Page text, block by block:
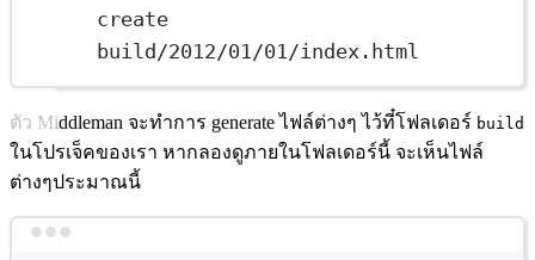
create
build/2012/01 /01 /index. html
ตัว Middleman จะทำการ generate ไฟล์ต่างๆ ไว้ที๋โฟลเดอร์ build
ในโปรเจ็คของเรา หากลองดูภายในโฟลเดอร์นี้ จะเห็นไฟล์
ต่างๆประมาณนี้